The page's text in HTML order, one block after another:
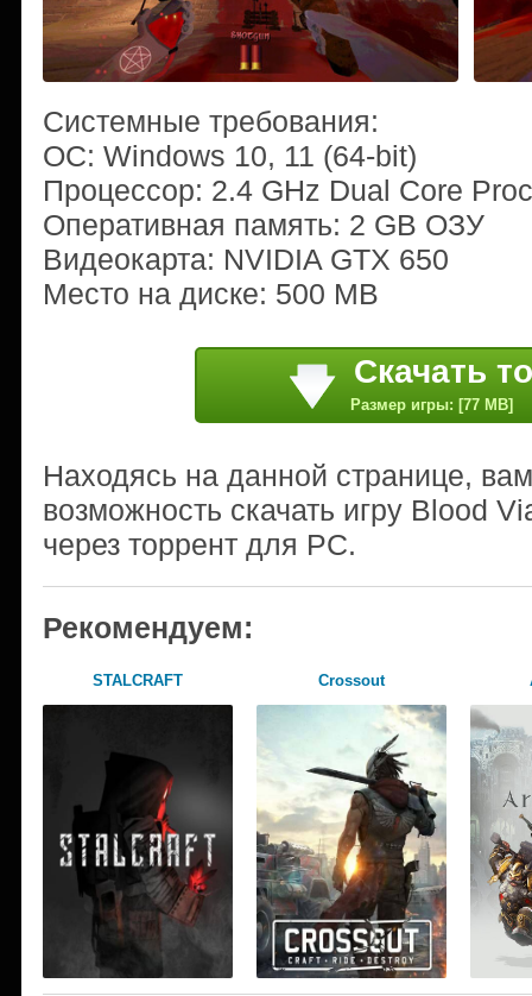
Системные требования:
ОС: Windows 10, 11 (64-bit)
Процессор: 2.4 GHz Dual Core
Оперативная память: 2 GB ОЗУ
Видеокарта: NVIDIA GTX 650
Место на диске: 500 MB
Скачать
Размер игры: [77 MB]
Находясь на данной странице,
возможность скачать игру Blood
через торрент для PC.
Рекомендуем:
STALCRAFT Crossout